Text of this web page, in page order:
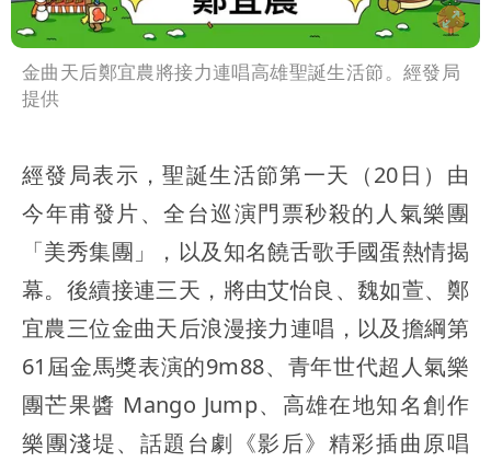
金曲天后鄭宜農將接力連唱高雄聖誕生活節。經發局
提供
經發局表示，聖誕生活節第一天（20日）由
今年甫發片、全台巡演門票秒殺的人氣樂團
「美秀集團」，以及知名饒舌歌手國蛋熱情揭
幕。後續接連三天，將由艾怡良、魏如萱、鄭
宜農三位金曲天后浪漫接力連唱，以及擔綱第
61屆金馬獎表演的9m88、青年世代超人氣樂
團芒果醬 Mango Jump、高雄在地知名創作
樂團淺堤、話題台劇《影后》精彩插曲原唱